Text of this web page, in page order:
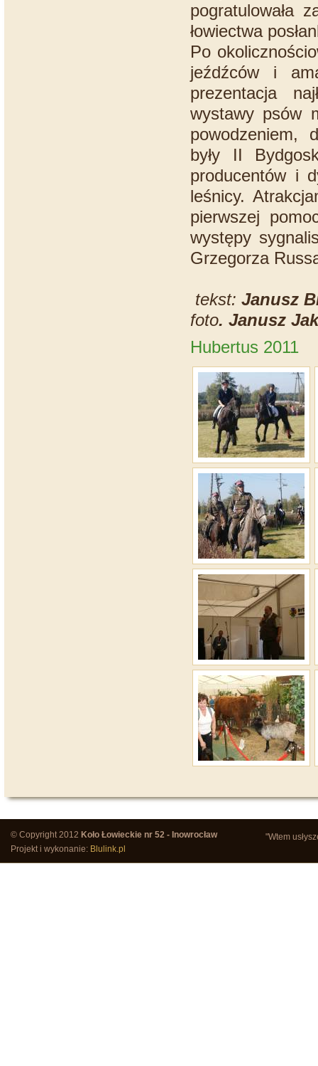
pogratulowała
łowiectwa
Po
jeźdźców i
prezentacja
wystawy psów
powodzeniem,
były II
producentów i
leśnicy.
pierwszej
występy
Grzegorza
tekst: Janusz
foto. Janusz
Hubertus 2011
"Wtem
© Copyright 2012 Koło Łowieckie nr 52 - Inowrocław
Projekt i wykonanie: Blulink.pl